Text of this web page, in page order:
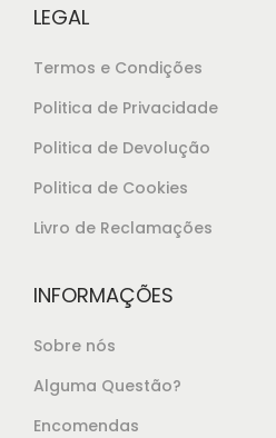
LEGAL
Termos e Condições
Politica de Privacidade
Politica de Devolução
Politica de Cookies
Livro de Reclamações
INFORMAÇÕES
Sobre nós
Alguma Questão?
Encomendas